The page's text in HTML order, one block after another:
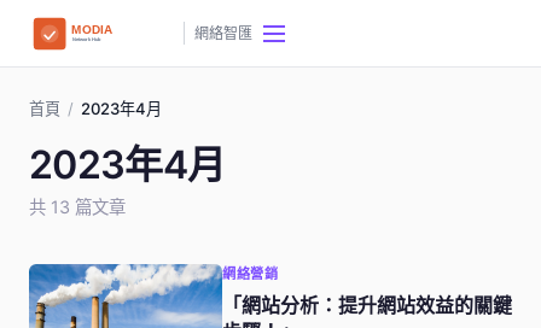
網絡智匯
首頁 / 2023年4月
2023年4月
共 13 篇文章
網絡營銷
「網站分析：提升網站效益的關鍵